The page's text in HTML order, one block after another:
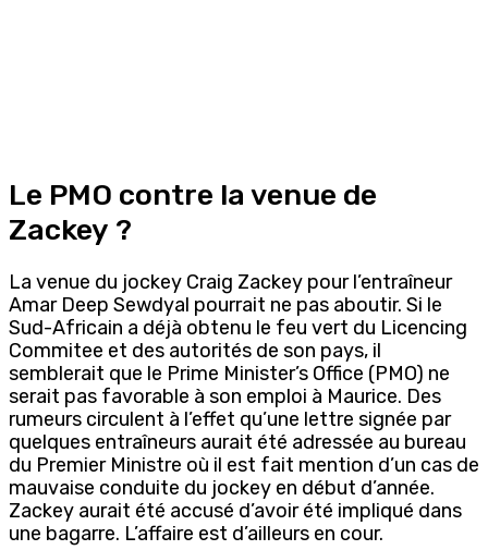
Le PMO contre la venue de
Zackey ?
La venue du jockey Craig Zackey pour l’entraîneur
Amar Deep Sewdyal pourrait ne pas aboutir. Si le
Sud-Africain a déjà obtenu le feu vert du Licencing
Commitee et des autorités de son pays, il
semblerait que le Prime Minister’s Office (PMO) ne
serait pas favorable à son emploi à Maurice. Des
rumeurs circulent à l’effet qu’une lettre signée par
quelques entraîneurs aurait été adressée au bureau
du Premier Ministre où il est fait mention d’un cas de
mauvaise conduite du jockey en début d’année.
Zackey aurait été accusé d’avoir été impliqué dans
une bagarre. L’affaire est d’ailleurs en cour.